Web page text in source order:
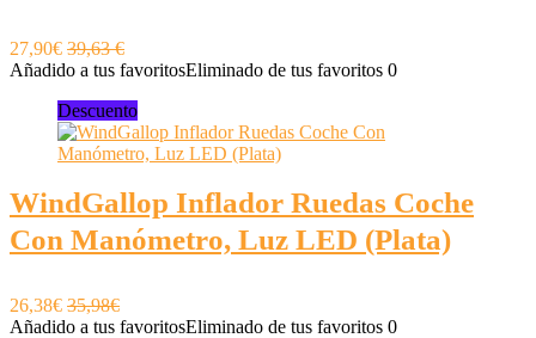
27,90€ 39,63 €
Añadido a tus favoritosEliminado de tus favoritos 0
Descuento
WindGallop Inflador Ruedas Coche
Con Manómetro, Luz LED (Plata)
26,38€ 35,98€
Añadido a tus favoritosEliminado de tus favoritos 0